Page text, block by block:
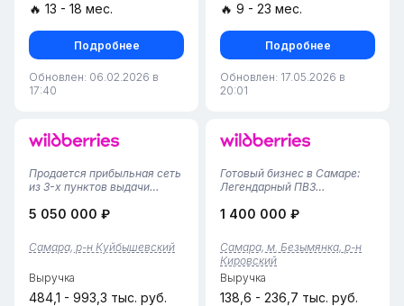
🔥 13 - 18 мес.
Подробнее
Обновлен: 06.02.2026 в
17:40
🔥 9 - 23 мес.
Подробнее
Обновлен: 17.05.2026 в
20:01
Продается прибыльная сеть
из 3-х пунктов выдачи
Самаре!Предлагается к
отлаженный бизнес — сеть
из трех успешно
стратегически выгодных
локац...
5 050 000 ₽
Самара, р-н Куйбышевский
Выручка
484,1 - 993,3 тыс. руб.
Готовый бизнес в Самаре:
Легендарный ПВЗ
года!)Предлагаем к
отлаженный и стабильно
прибыльный пункт выдачи
заказов Wildberries. Это
один из тех ред...
1 400 000 ₽
Самара, м. Безымянка, р-н
Кировский
Выручка
138,6 - 236,7 тыс. руб.